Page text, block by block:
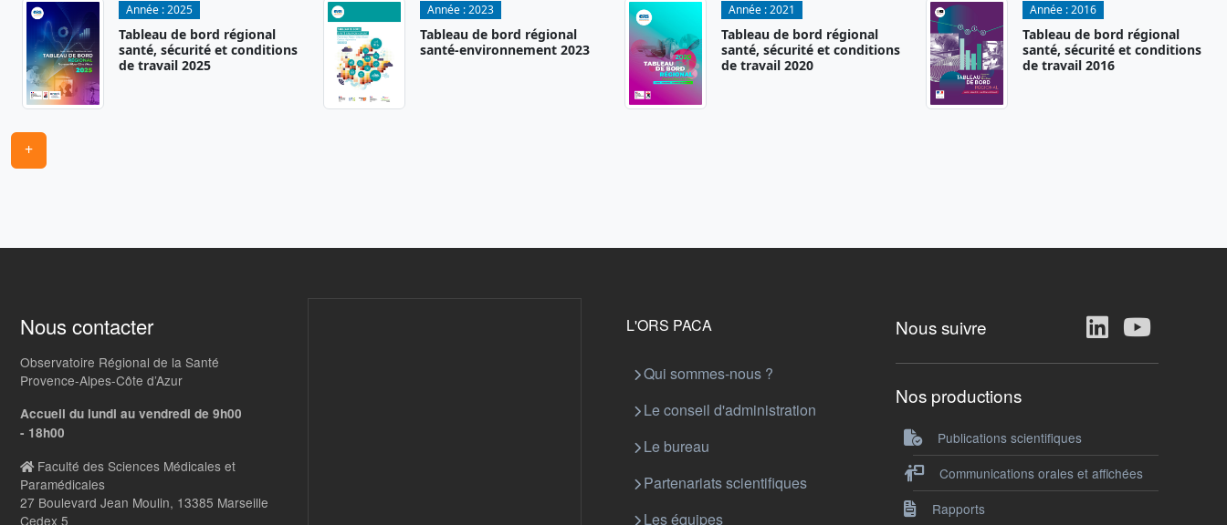
Année :2025
Tableau de bord régional
santé, sécurité et conditions
de travail 2025
Année :2023
Tableau de bord régional
santé-environnement 2023
Année :2021
Tableau de bord régional
santé, sécurité et conditions
de travail 2020
Année :2016
Tableau de bord régional
santé, sécurité et conditions
de travail 2016
+
Nous contacter
Observatoire Régional de la Santé
Provence-Alpes-Côte d’Azur
Accueil du lundi au vendredi de 9h00
- 18h00
Faculté des Sciences Médicales et
Paramédicales
27 Boulevard Jean Moulin, 13385 Marseille
Cedex 5
L'ORS PACA
Qui sommes-nous ?
Le conseil d'administration
Le bureau
Partenariats scientifiques
Les équipes
Nous suivre
Nos productions
Publications scientifiques
Communications orales et affichées
Rapports